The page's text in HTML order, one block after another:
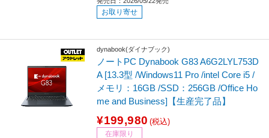
お取り寄せ
dynabook(ダイナブック)
ノートPC Dynabook G83 A6G2LYL753D
A [13.3型 /Windows11 Pro /intel Core i5 /
メモリ：16GB /SSD：256GB /Office Ho
me and Business]【生産完了品】
¥199,980 (税込)
在庫限り